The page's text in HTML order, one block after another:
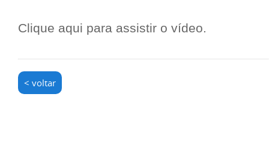
Clique aqui para assistir o vídeo.
< voltar